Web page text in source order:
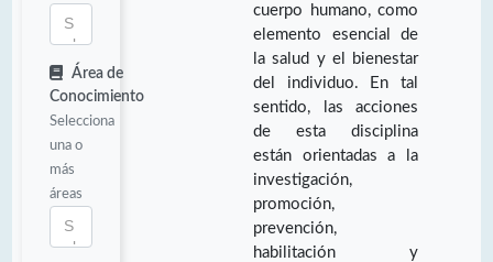
Área de
Conocimiento
Selecciona
una o
más
áreas
cuerpo humano, como
elemento esencial de
la salud y el bienestar
del individuo. En tal
sentido, las acciones
de esta disciplina
están orientadas a la
investigación,
promoción,
prevención,
habilitación y